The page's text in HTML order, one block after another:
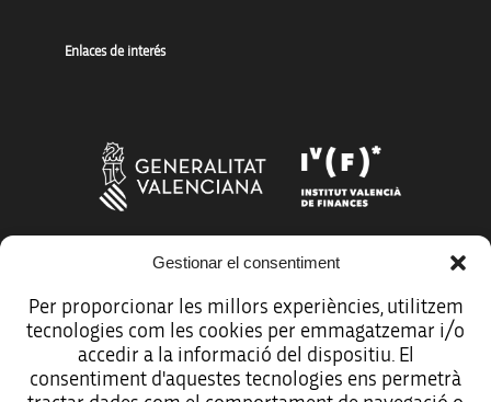
Gestionar el consentiment
Per proporcionar les millors experiències, utilitzem
tecnologies com les cookies per emmagatzemar i/o
accedir a la informació del dispositiu. El
consentiment d'aquestes tecnologies ens permetrà
Enlaces de interés